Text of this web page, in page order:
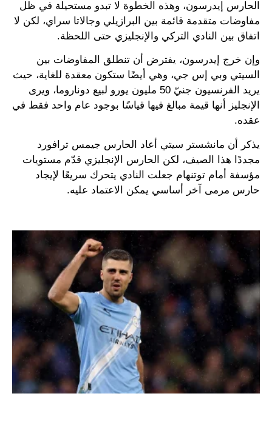
الحارس إيدرسون، وهذه الخطوة لا تبدو مستحيلة في ظل
مفاوضات متقدمة قائمة بين البرازيلي وجالاتا سراي، لكن لا
اتفاق بين النادي التركي والإنجليزي حتى اللحظة.
وإن خرج إيدرسون، يفترض أن تنطلق المفاوضات بين
السيتي وبي إس جي، وهي أيضًا ستكون معقدة للغاية، حيث
يريد الفرنسيون جنيّ 50 مليون يورو لبيع دوناروما، ويرى
الإنجليز أنها قيمة مبالغ فيها قياسًا بوجود عام واحد فقط في
عقده.
يذكر أن مانشستر سيتي أعاد الحارس جيمس ترافورد
مجددًا هذا الصيف، لكن الحارس الإنجليزي قدّم مستويات
مؤسفة أمام توتنهام جعلت النادي يتحرك سريعًا لإيجاد
حارس مرمى آخر أساسي يمكن الاعتماد عليه.